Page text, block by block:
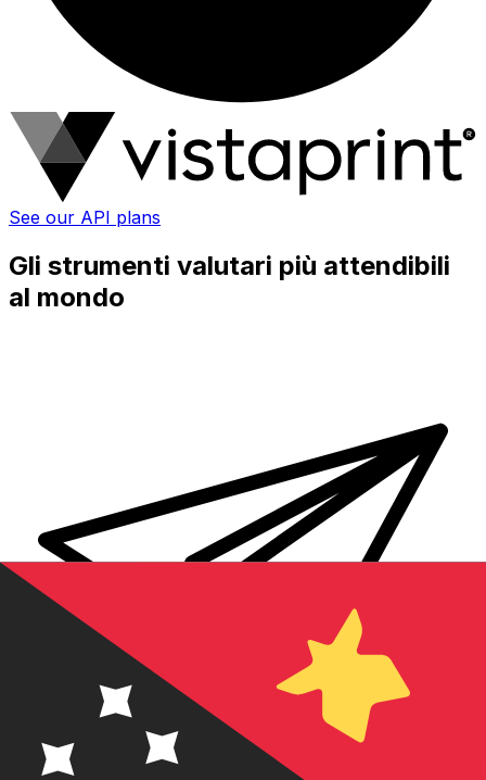
See our API plans
Gli strumenti valutari più attendibili
al mondo